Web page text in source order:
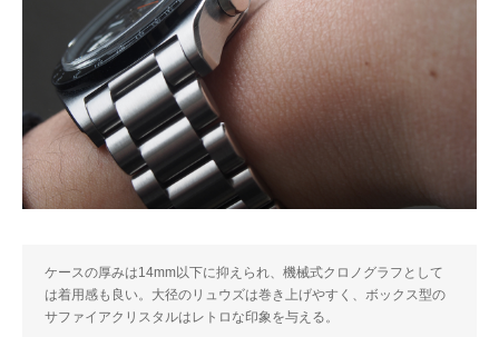
ケースの厚みは14mm以下に抑えられ、機械式クロノグラフとして
は着用感も良い。大径のリュウズは巻き上げやすく、ボックス型の
サファイアクリスタルはレトロな印象を与える。